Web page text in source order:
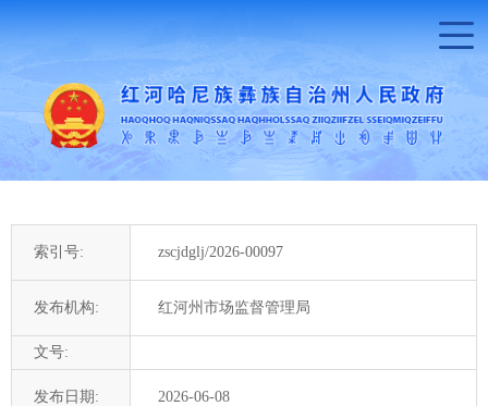
索引号: zscjdglj/2026-00097
发布机构: 红河州市场监督管理局
文号:
发布日期: 2026-06-08